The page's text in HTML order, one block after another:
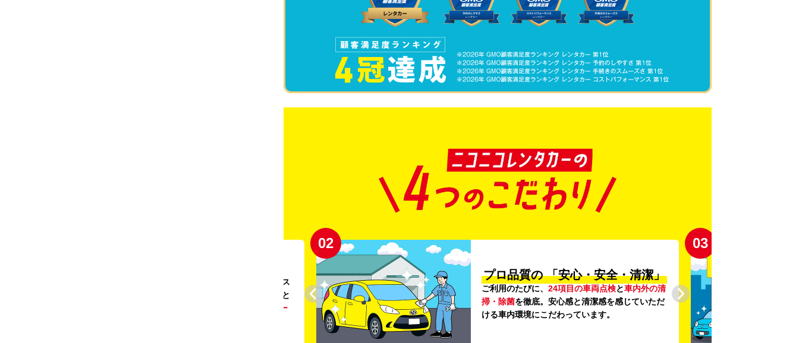
。ガソリンス
タンドや整備工場の既存インフラを活用すること
リー
02
プロ品質の 「安心・安全・清潔」
ご利用のたびに、 24項目の車両点検と車内外の清
掃・除菌を徹底。安心感と清潔感を感じていただ
ける車内環境にこだわっています。
03